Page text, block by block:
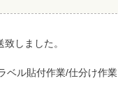
致しました。
ベル貼付作業/仕分け作業